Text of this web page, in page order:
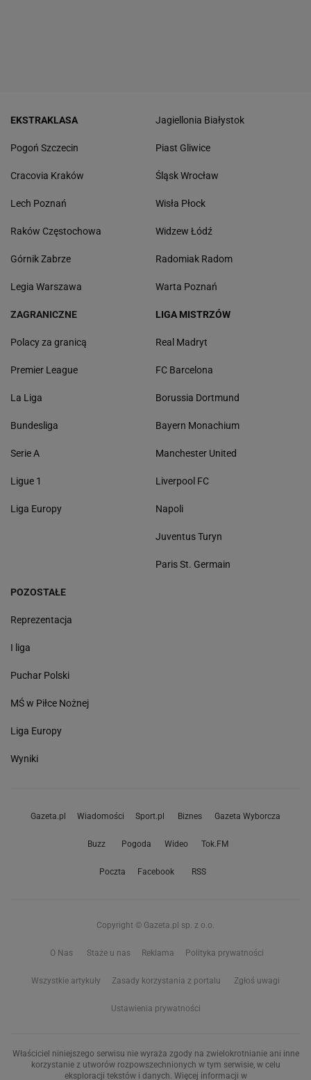
EKSTRAKLASA
Pogoń Szczecin
Cracovia Kraków
Lech Poznań
Raków Częstochowa
Górnik Zabrze
Legia Warszawa
Jagiellonia Białystok
Piast Gliwice
Śląsk Wrocław
Wisła Płock
Widzew Łódź
Radomiak Radom
Warta Poznań
ZAGRANICZNE
Polacy za granicą
Premier League
La Liga
Bundesliga
Serie A
Ligue 1
Liga Europy
LIGA MISTRZÓW
Real Madryt
FC Barcelona
Borussia Dortmund
Bayern Monachium
Manchester United
Liverpool FC
Napoli
Juventus Turyn
Paris St. Germain
POZOSTAŁE
Reprezentacja
I liga
Puchar Polski
MŚ w Piłce Nożnej
Liga Europy
Wyniki
Gazeta.pl Wiadomości Sport.pl Biznes Gazeta Wyborcza
Buzz Pogoda Wideo Tok.FM
Poczta Facebook RSS
Copyright © Gazeta.pl sp. z o.o.
O Nas Staże u nas Reklama Polityka prywatności
Wszystkie artykuły Zasady korzystania z portalu Zgłoś uwagi
Ustawienia prywatności
Właściciel niniejszego serwisu nie wyraża zgody na zwielokrotnianie ani inne
korzystanie z utworów rozpowszechnionych w tym serwisie, w celu
eksploracji tekstów i danych. Więcej informacji w